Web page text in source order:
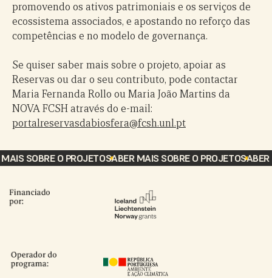
promovendo os ativos patrimoniais e os serviços de
ecossistema associados, e apostando no reforço das
competências e no modelo de governança.
Se quiser saber mais sobre o projeto, apoiar as
Reservas ou dar o seu contributo, pode contactar
Maria Fernanda Rollo ou Maria João Martins da
NOVA FCSH através do e-mail:
portalreservasdabiosfera@fcsh.unl.pt
SOBRE O PROJETOSABER MAIS SOBRE O PROJETOSABER